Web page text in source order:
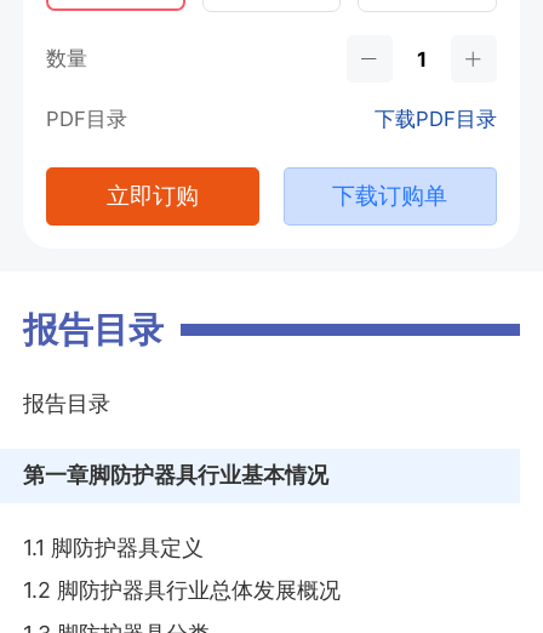
数量
PDF目录 下载PDF目录
立即订购 下载订购单
报告目录
报告目录
第一章脚防护器具行业基本情况
1.1 脚防护器具定义
1.2 脚防护器具行业总体发展概况